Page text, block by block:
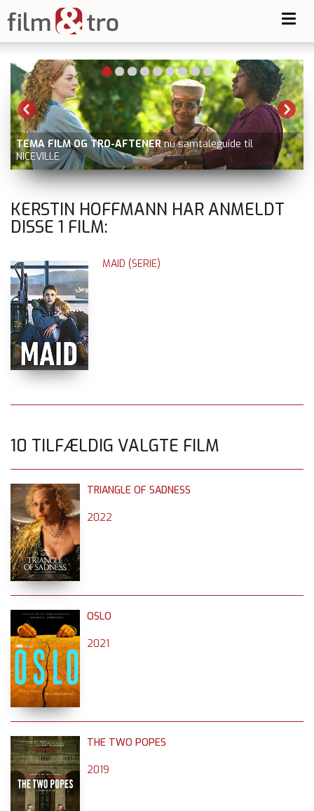
TEMA FILM OG TRO-AFTENER nu samtaleguide til
NICEVILLE
KERSTIN HOFFMANN HAR ANMELDT
DISSE 1 FILM:
MAID (SERIE)
10 TILFÆLDIG VALGTE FILM
TRIANGLE OF SADNESS
2022
OSLO
2021
THE TWO POPES
2019